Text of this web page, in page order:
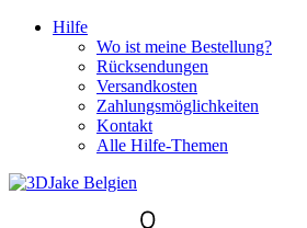
Hilfe
Wo ist meine Bestellung?
Rücksendungen
Versandkosten
Zahlungsmöglichkeiten
Kontakt
Alle Hilfe-Themen